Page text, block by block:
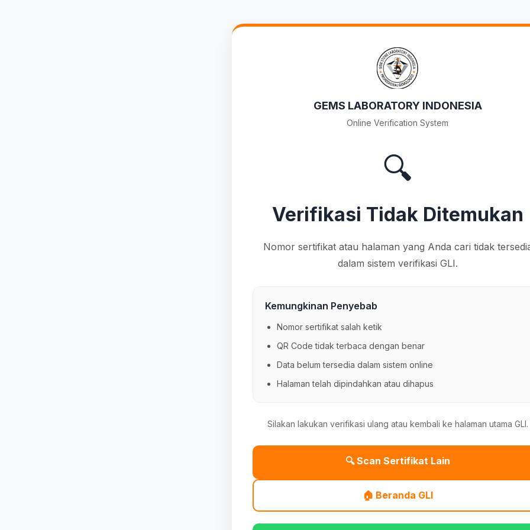
GEMS LABORATORY INDONESIA
Online Verification System
🔍
Verifikasi Tidak Ditemukan
Nomor sertifikat atau halaman yang Anda cari tidak
dalam sistem verifikasi GLI.
Kemungkinan Penyebab
Nomor sertifikat salah ketik
QR Code tidak terbaca dengan benar
Data belum tersedia dalam sistem online
Halaman telah dipindahkan atau dihapus
Silakan lakukan verifikasi ulang atau kembali ke halaman utama GLI.
🔍 Scan Sertifikat Lain
🏠 Beranda GLI